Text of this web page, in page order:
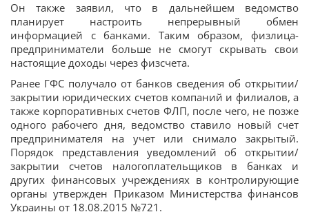
Он также заявил, что в дальнейшем ведомство
планирует настроить непрерывный обмен
информацией с банками. Таким образом, физлица-
предприниматели больше не смогут скрывать свои
настоящие доходы через физсчета.
Ранее ГФС получало от банков сведения об открытии/
закрытии юридических счетов компаний и филиалов, а
также корпоративных счетов ФЛП, после чего, не позже
одного рабочего дня, ведомство ставило новый счет
предпринимателя на учет или снимало закрытый.
Порядок представления уведомлений об открытии/
закрытии счетов налогоплательщиков в банках и
других финансовых учреждениях в контролирующие
органы утвержден Приказом Министерства финансов
Украины от 18.08.2015 №721.